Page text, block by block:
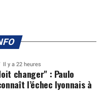
Il y a 22 heures
changer" : Paulo
l’échec lyonnais à